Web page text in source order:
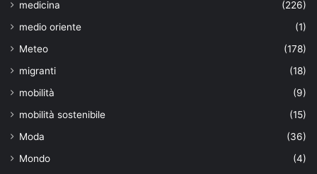
medicina
(226)
medio oriente
(1)
Meteo
(178)
migranti
(18)
mobilità
(9)
mobilità sostenibile
(15)
Moda
(36)
Mondo
(4)